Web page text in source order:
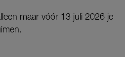
maar vóór 13 juli 2026 je